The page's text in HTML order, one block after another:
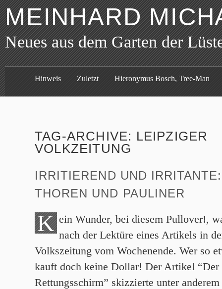
MEINHARD
Neues aus dem Garten der
Hinweis Zuletzt Hieronymus Bosch, Tree-Man
TAG-ARCHIVE: LEIPZIGER
VOLKZEITUNG
IRRITIEREND UND
THOREN UND PAULINER
K ein Wunder, bei diesem Pullover!,
nach der Lektüre eines Artikels in
Volkszeitung vom Wochenende. Wer so
kauft doch keine Dollar! Der Artikel “Der
Rettungsschirm” skizzierte unter